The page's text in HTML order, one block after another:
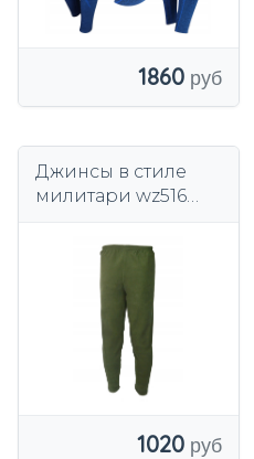
1860
Джинсы в стиле
милитари wz516
флис - НОВИНКА
1020